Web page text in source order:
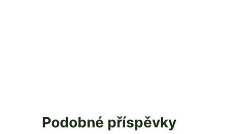
Podobné příspěvky